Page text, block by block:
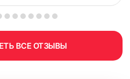
ВСЕ ОТЗЫВЫ